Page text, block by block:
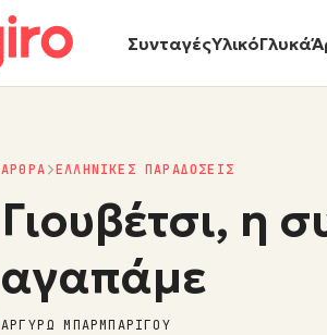
ΣυνταγέςΥλικόΓλυκά
ΑΡΘΡΑ ΕΛΛΗΝΙΚΕΣ ΠΑΡΑΔΟΣΕΙΣ
Γιουβέτσι, η
αγαπάμε
ΑΡΓΥΡΩ ΜΠΑΡΜΠΑΡΙΓΟΥ